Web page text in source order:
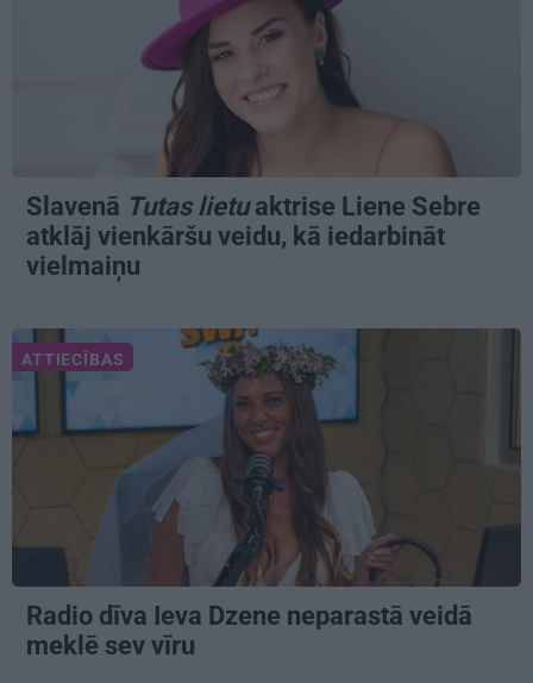
Slavenā Tutas lietuaktrise Liene Sebre
atklāj vienkāršu veidu, kā iedarbināt
vielmaiņu
ATTIECĪBAS
Radio dīva Ieva Dzene neparastā veidā
meklē sev vīru